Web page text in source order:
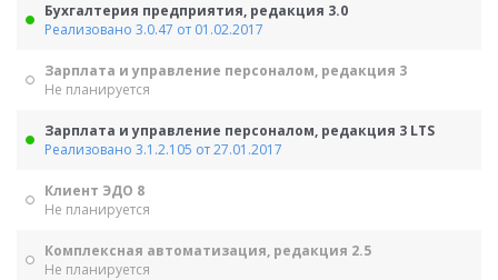
Бухгалтерия предприятия, редакция 3.0
Реализовано 3.0.47 от 01.02.2017
Зарплата и управление персоналом, редакция 3
Не планируется
Зарплата и управление персоналом, редакция 3 LTS
Реализовано 3.1.2.105 от 27.01.2017
Клиент ЭДО 8
Не планируется
Комплексная автоматизация, редакция 2.5
Не планируется